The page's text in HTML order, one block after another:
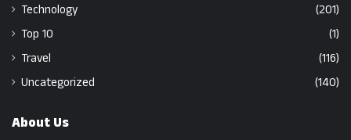
Technology
(201)
Top 10
(1)
Travel
(116)
Uncategorized
(140)
About Us